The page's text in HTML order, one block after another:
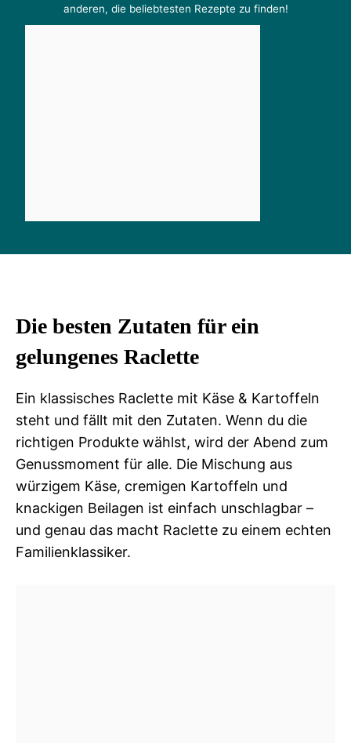
anderen, die beliebtesten Rezepte zu finden!
Die besten Zutaten für ein
gelungenes Raclette
Ein klassisches Raclette mit Käse & Kartoffeln
steht und fällt mit den Zutaten. Wenn du die
richtigen Produkte wählst, wird der Abend zum
Genussmoment für alle. Die Mischung aus
würzigem Käse, cremigen Kartoffeln und
knackigen Beilagen ist einfach unschlagbar –
und genau das macht Raclette zu einem echten
Familienklassiker.